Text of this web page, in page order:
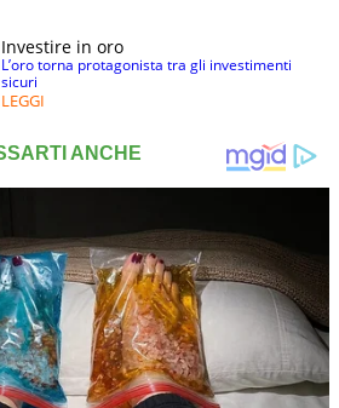
Investire in oro
L’oro torna protagonista tra gli investimenti
sicuri
LEGGI